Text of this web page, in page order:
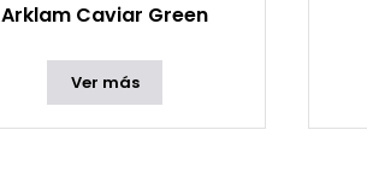
Arklam Caviar Green
Ver más